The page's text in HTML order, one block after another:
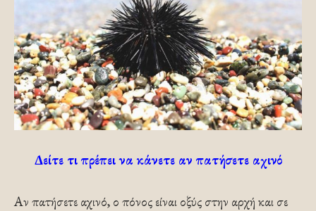
Δείτε τι πρέπει να κάνετε αν πατήσετε αχινό
Αν πατήσετε αχινό, ο πόνος είναι οξύς στην αρχή και σε